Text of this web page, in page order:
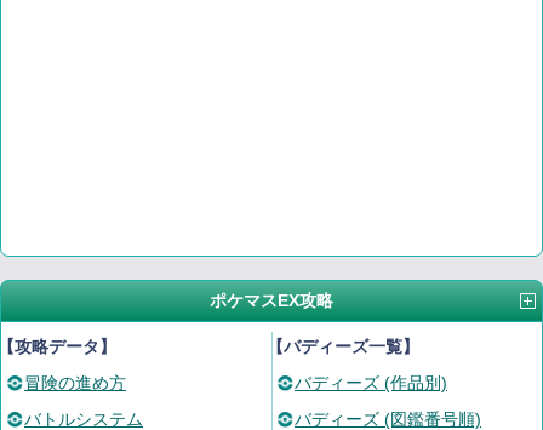
ポケマスEX攻略
攻略データ】
冒険の進め方
バトルシステム
【バディーズ一覧】
バディーズ (作品別)
バディーズ (図鑑番号順)